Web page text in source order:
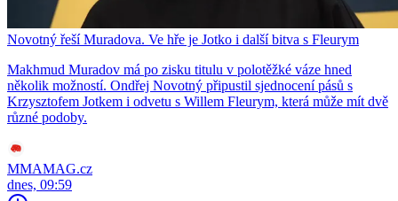
Novotný řeší Muradova. Ve hře je Jotko i další bitva s Fleurym
Makhmud Muradov má po zisku titulu v polotěžké váze hned
několik možností. Ondřej Novotný připustil sjednocení pásů s
Krzysztofem Jotkem i odvetu s Willem Fleurym, která může mít dvě
různé podoby.
MMAMAG.cz
dnes, 09:59